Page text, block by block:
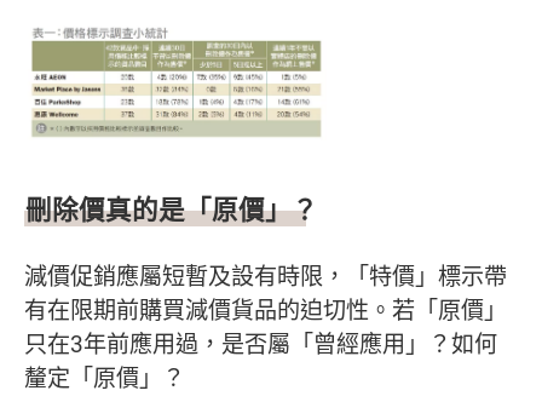
刪除價真的是「原價」？
減價促銷應屬短暫及設有時限，「特價」標示帶
有在限期前購買減價貨品的迫切性。若「原價」
只在3年前應用過，是否屬「曾經應用」？如何
釐定「原價」？